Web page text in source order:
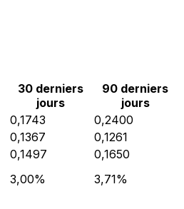
30 derniers
jours
90 derniers
jours
0,1743
0,2400
0,1367
0,1261
0,1497
0,1650
3,00% 3,71%